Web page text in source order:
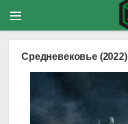
Средневековье (2022)